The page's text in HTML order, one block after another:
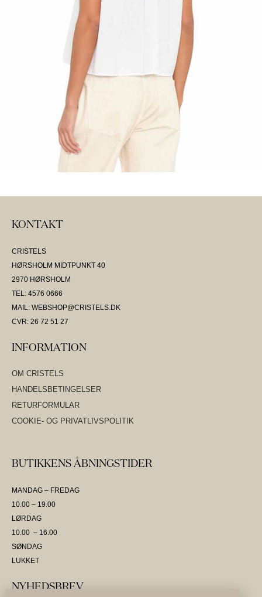
KONTAKT
CRISTELS
HØRSHOLM MIDTPUNKT 40
2970 HØRSHOLM
TEL: 4576 0666
MAIL: WEBSHOP@CRISTELS.DK
CVR: 26 72 51 27
INFORMATION
OM CRISTELS
HANDELSBETINGELSER
RETURFORMULAR
COOKIE- OG PRIVATLIVSPOLITIK
BUTIKKENS ÅBNINGSTIDER
MANDAG – FREDAG
10.00 – 19.00
LØRDAG
10.00 – 16.00
SØNDAG
LUKKET
NYHEDSBREV